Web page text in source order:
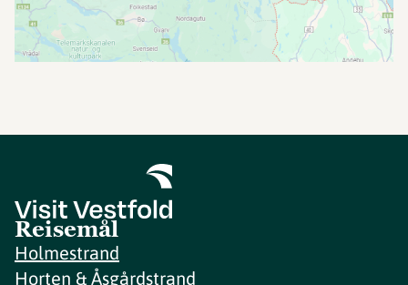
Reisemål
Holmestrand
Horten & Åsgårdstrand